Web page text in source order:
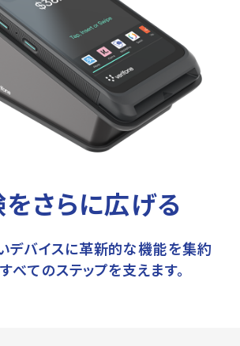
さらに広げる
デバイスに革新的な機能を集約
べてのステップを支えます。